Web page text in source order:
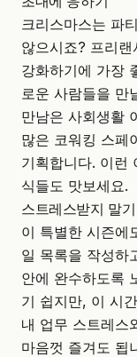
크리스마스는 파
않으시죠? 프리
강화하기에 가장
로운 사람들을 만
만남은 사회생활
많은 코워킹 스페
기획합니다. 이런
식들도 맛보세요.
스트레스받지 말기
이 특별한 시즌에
일 목록을 작성하
안에 완수하도록
기 쉽지만, 이 시
내 업무 스트레스
마음껏 즐겨도 됩